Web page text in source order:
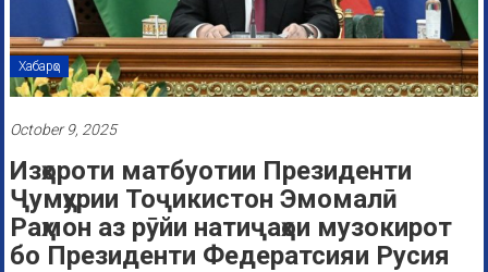
Хабарҳо
October 9, 2025
Изҳороти матбуотии Президенти
Ҷумҳурии Тоҷикистон Эмомалӣ
Раҳмон аз рӯйи натиҷаҳои музокирот
бо Президенти Федератсияи Русия